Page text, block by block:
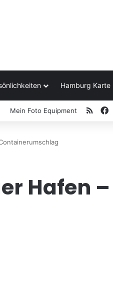
Hamburg Karte
Mein Foto Equipment RSS
Hafen –